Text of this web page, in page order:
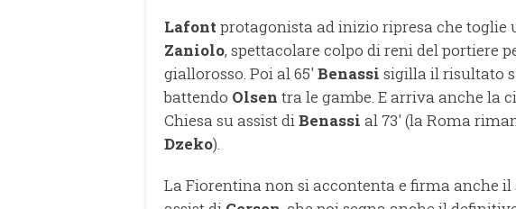
Lafont protagonista ad inizio ripresa che toglie
Zaniolo, spettacolare colpo di reni del portiere
giallorosso. Poi al 65' Benassi sigilla il risultato
battendo Olsen tra le gambe. E arriva anche la
Chiesa su assist diBenassi al 73' (la Roma
Dzeko).
La Fiorentina non si accontenta e firma anche il